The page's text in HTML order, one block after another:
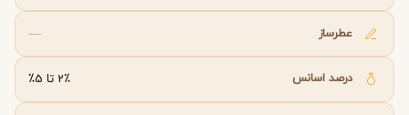
عطرساز —
درصد اسانس 2٪ تا 5٪